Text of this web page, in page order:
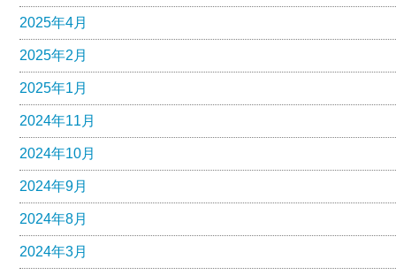
2025年4月
2025年2月
2025年1月
2024年11月
2024年10月
2024年9月
2024年8月
2024年3月